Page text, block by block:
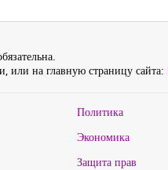
или на главную страницу сайта:
Политика
Экономика
Защита прав